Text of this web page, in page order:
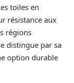
toiles en
résistance aux
régions
distingue par sa
option durable